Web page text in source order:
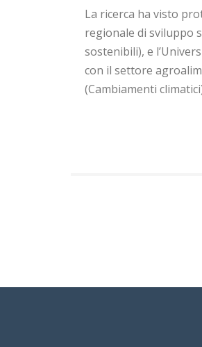
La ricerca ha visto
regionale di sviluppo
sostenibili), e
con il settore
(Cambiamenti